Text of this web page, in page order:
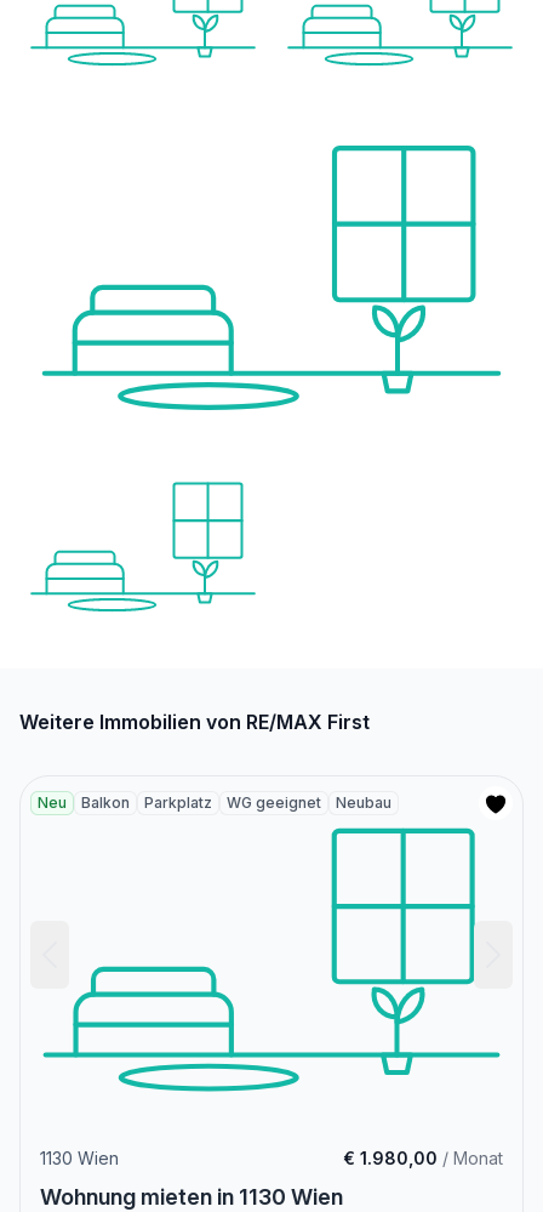
Weitere Immobilien von RE/MAX First
Neu Balkon Parkplatz WG geeignet Neubau
1130 Wien € 1.980,00 / Monat
Wohnung mieten in 1130 Wien